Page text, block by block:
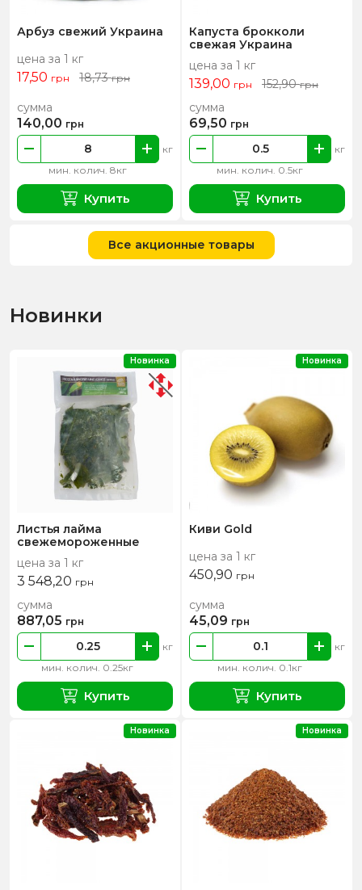
Арбуз свежий Украина
цена за 1 кг
17,50 грн 18,73грн
мин. колич. 8кг
кг
сумма
140,00 грн
Купить
Капуста брокколи
свежая Украина
цена за 1 кг
139,00 грн 152,90грн
мин. колич. 0.5кг
кг
сумма
69,50 грн
Купить
Все акционные товары
Новинки
Листья лайма
свежемороженные
цена за 1 кг
3 548,20 грн
мин. колич. 0.25кг
кг
сумма
887,05 грн
Купить
Новинка
Киви Gold
цена за 1 кг
450,90 грн
мин. колич. 0.1кг
кг
сумма
45,09 грн
Купить
Новинка
Новинка Новинка